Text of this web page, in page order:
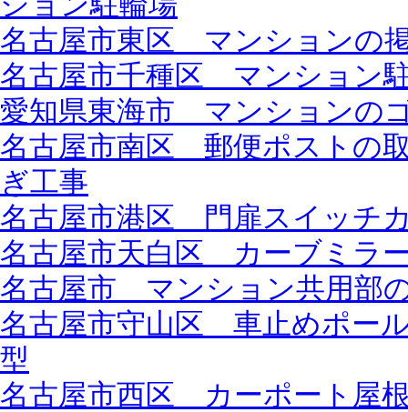
名古屋市東区 マンションの
名古屋市千種区 マンション
愛知県東海市 マンションの
名古屋市南区 郵便ポストの
ぎ工事
名古屋市港区 門扉スイッチ
名古屋市天白区 カーブミラ
名古屋市 マンション共用部
名古屋市守山区 車止めポー
型
名古屋市西区 カーポート屋